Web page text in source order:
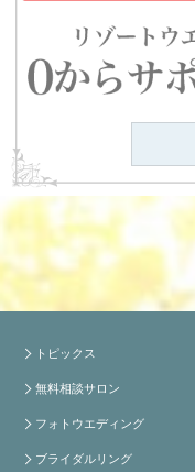
トピックス
無料相談サロン
フォトウエディング
ブライダルリング